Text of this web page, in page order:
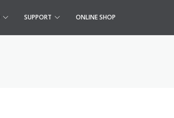
SUPPORT ONLINE SHOP